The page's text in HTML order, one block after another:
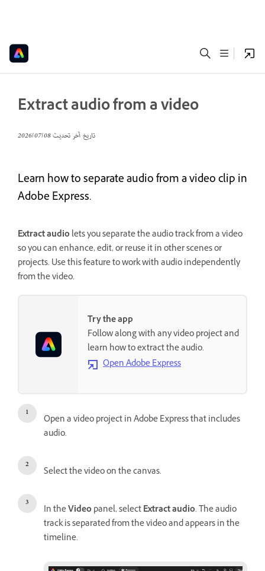
Extract audio from a video
تاريخ آخر تحديث08‏/07‏/2026
Learn how to separate audio from a video clip in
Adobe Express.
Extract audio lets you separate the audio track from a video
so you can enhance, edit, or reuse it in other scenes or
projects. Use this feature to work with audio independently
from the video.
Try the app
Follow along with any video project and
learn how to extract the audio.
Open Adobe Express
Open a video project in Adobe Express that includes
audio.
Select the video on the canvas.
In theVideo panel, selectExtract audio. The audio
track is separated from the video and appears in the
timeline.